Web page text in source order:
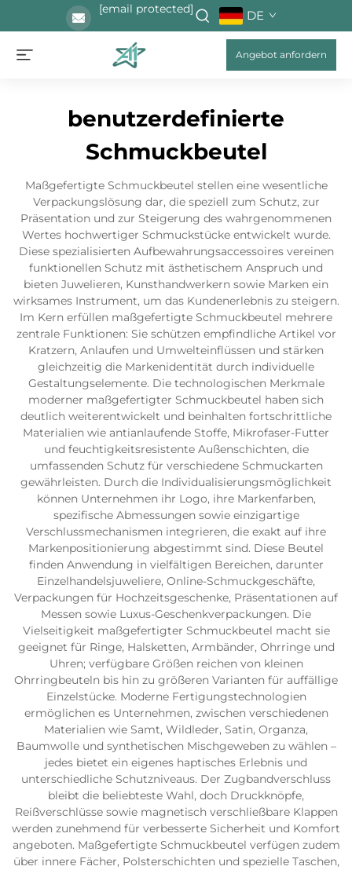
[email protected] DE
Angebot anfordern
benutzerdefinierte
Schmuckbeutel
Maßgefertigte Schmuckbeutel stellen eine wesentliche
Verpackungslösung dar, die speziell zum Schutz, zur
Präsentation und zur Steigerung des wahrgenommenen
Wertes hochwertiger Schmuckstücke entwickelt wurde.
Diese spezialisierten Aufbewahrungsaccessoires vereinen
funktionellen Schutz mit ästhetischem Anspruch und
bieten Juwelieren, Kunsthandwerkern sowie Marken ein
wirksames Instrument, um das Kundenerlebnis zu steigern.
Im Kern erfüllen maßgefertigte Schmuckbeutel mehrere
zentrale Funktionen: Sie schützen empfindliche Artikel vor
Kratzern, Anlaufen und Umwelteinflüssen und stärken
gleichzeitig die Markenidentität durch individuelle
Gestaltungselemente. Die technologischen Merkmale
moderner maßgefertigter Schmuckbeutel haben sich
deutlich weiterentwickelt und beinhalten fortschrittliche
Materialien wie antianlaufende Stoffe, Mikrofaser-Futter
und feuchtigkeitsresistente Außenschichten, die
umfassenden Schutz für verschiedene Schmuckarten
gewährleisten. Durch die Individualisierungsmöglichkeit
können Unternehmen ihr Logo, ihre Markenfarben,
spezifische Abmessungen sowie einzigartige
Verschlussmechanismen integrieren, die exakt auf ihre
Markenpositionierung abgestimmt sind. Diese Beutel
finden Anwendung in vielfältigen Bereichen, darunter
Einzelhandelsjuweliere, Online-Schmuckgeschäfte,
Verpackungen für Hochzeitsgeschenke, Präsentationen auf
Messen sowie Luxus-Geschenkverpackungen. Die
Vielseitigkeit maßgefertigter Schmuckbeutel macht sie
geeignet für Ringe, Halsketten, Armbänder, Ohrringe und
Uhren; verfügbare Größen reichen von kleinen
Ohrringbeuteln bis hin zu größeren Varianten für auffällige
Einzelstücke. Moderne Fertigungstechnologien
ermöglichen es Unternehmen, zwischen verschiedenen
Materialien wie Samt, Wildleder, Satin, Organza,
Baumwolle und synthetischen Mischgeweben zu wählen –
jedes bietet ein eigenes haptisches Erlebnis und
unterschiedliche Schutzniveaus. Der Zugbandverschluss
bleibt die beliebteste Wahl, doch Druckknöpfe,
Reißverschlüsse sowie magnetisch verschließbare Klappen
werden zunehmend für verbesserte Sicherheit und Komfort
angeboten. Maßgefertigte Schmuckbeutel verfügen zudem
über innere Fächer, Polsterschichten und spezielle Taschen,